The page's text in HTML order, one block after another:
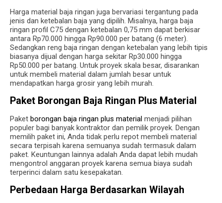
Harga material baja ringan juga bervariasi tergantung pada
jenis dan ketebalan baja yang dipilih. Misalnya, harga baja
ringan profil C75 dengan ketebalan 0,75 mm dapat berkisar
antara Rp70.000 hingga Rp90.000 per batang (6 meter).
Sedangkan reng baja ringan dengan ketebalan yang lebih tipis
biasanya dijual dengan harga sekitar Rp30.000 hingga
Rp50.000 per batang. Untuk proyek skala besar, disarankan
untuk membeli material dalam jumlah besar untuk
mendapatkan harga grosir yang lebih murah.
Paket Borongan Baja Ringan Plus Material
Paket borongan baja ringan plus material menjadi pilihan
populer bagi banyak kontraktor dan pemilik proyek. Dengan
memilih paket ini, Anda tidak perlu repot membeli material
secara terpisah karena semuanya sudah termasuk dalam
paket. Keuntungan lainnya adalah Anda dapat lebih mudah
mengontrol anggaran proyek karena semua biaya sudah
terperinci dalam satu kesepakatan.
Perbedaan Harga Berdasarkan Wilayah